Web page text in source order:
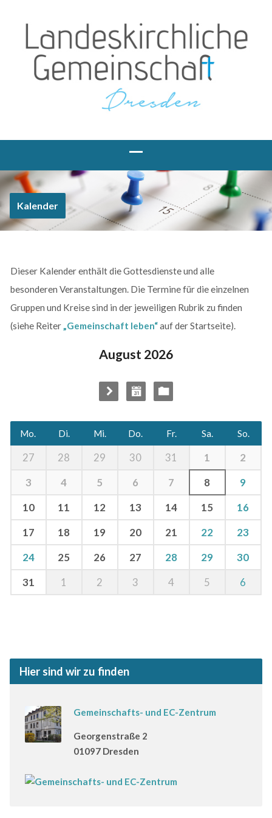
Kalender
Dieser Kalender enthält die Gottesdienste und alle
besonderen Veranstaltungen. Die Termine für die einzelnen
Gruppen und Kreise sind in der jeweiligen Rubrik zu finden
(siehe Reiter„Gemeinschaft leben“auf der Startseite).
August 2026
Mo. Di. Mi. Do. Fr. Sa. So.
27 28 29 30 31 1 2
3 4 5 6 7 8 9
10 11 12 13 14 15 16
17 18 19 20 21 22 23
24 25 26 27 28 29 30
31 1 2 3 4 5 6
Hier sind wir zu finden
Gemeinschafts- und EC-Zentrum
Georgenstraße 2
01097 Dresden